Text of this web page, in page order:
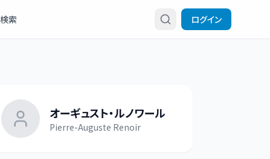
検索 ログイン
オーギュスト・ルノワール
Pierre-Auguste Renoir